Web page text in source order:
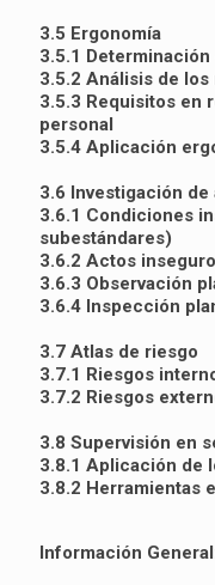
3.5 Ergonomía
3.5.1
3.5.2 Análisis de
3.5.3 Requisitos en
personal
3.5.4 Aplicación
3.6 Investigación
3.6.1 Condiciones
subestándares)
3.6.2 Actos
3.6.3 Observación
3.6.4 Inspección
3.7 Atlas de riesgo
3.7.1 Riesgos
3.7.2 Riesgos
3.8 Supervisión en
3.8.1 Aplicación de
3.8.2 Herramientas
Información